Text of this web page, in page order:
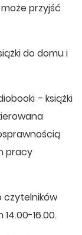
przyjść
do domu i
– książki
pracy
czytelników
16.00.